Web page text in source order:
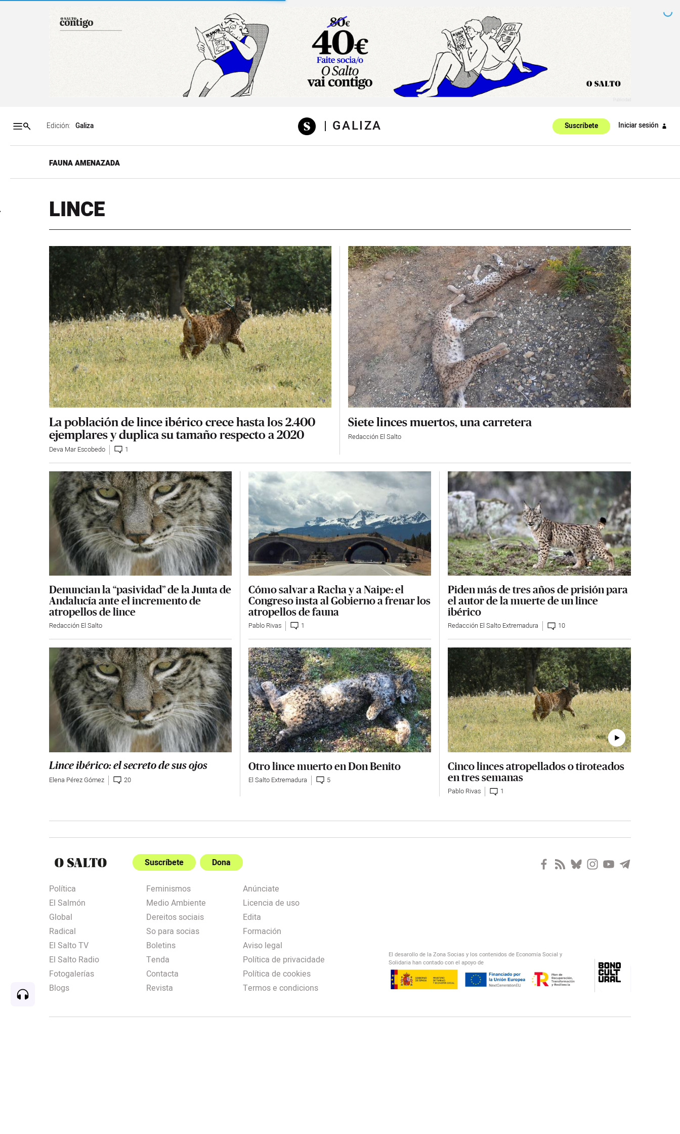
Accesibilidad
Edición: | GALIZA Suscríbete Iniciar sesión
FAUNA AMENAZADA
LINCE
La población de lince ibérico crece hasta los 2.400
ejemplares y duplica su tamaño respecto a 2020
Deva Mar Escobedo 1
Siete linces muertos, una carretera
Redacción El Salto
Denuncian la “pasividad” de la Junta de
Andalucía ante el incremento de
atropellos de lince
Redacción El Salto
Cómo salvar a Racha y a Naipe: el
Congreso insta al Gobierno a frenar los
atropellos de fauna
Pablo Rivas 1
Piden más de tres años de prisión para
el autor de la muerte de un lince
ibérico
Redacción El Salto Extremadura 10
Lince ibérico: el secreto de sus ojos
Elena Pérez Gómez 20
Otro lince muerto en Don Benito
El Salto Extremadura 5
Cinco linces atropellados o tiroteados
en tres semanas
Pablo Rivas 1
Suscríbete Dona
Política
El Salmón
Global
Radical
El Salto TV
El Salto Radio
Fotogalerías
Blogs
Feminismos
Medio Ambiente
Dereitos sociais
So para socias
Boletins
Tenda
Contacta
Revista
Anúnciate
Licencia de uso
Edita
Formación
Aviso legal
Política de privacidade
Política de cookies
Termos e condicions
El desarollo de la Zona Socias y los contenidos de Economía Social y
Solidaria han contado con el apoyo de